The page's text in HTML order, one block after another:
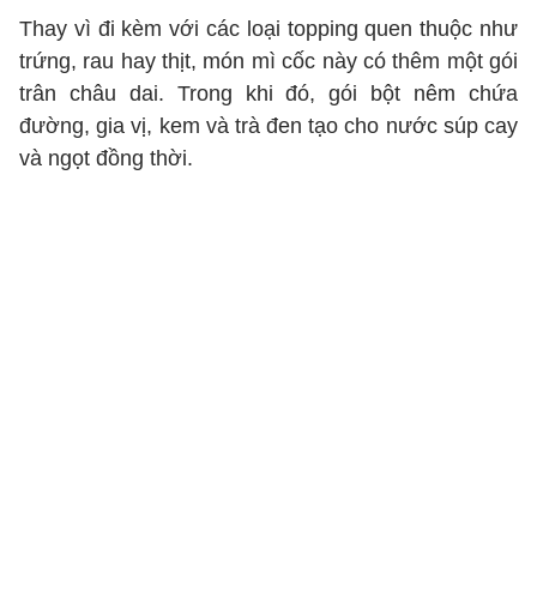
Thay vì đi kèm với các loại topping quen thuộc như
trứng, rau hay thịt, món mì cốc này có thêm một gói
trân châu dai. Trong khi đó, gói bột nêm chứa
đường, gia vị, kem và trà đen tạo cho nước súp cay
và ngọt đồng thời.